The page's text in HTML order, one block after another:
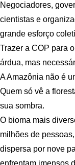
Negociadores,
cientistas e
grande esforço
Trazer a COP para
árdua, mas
A Amazônia não é
Quem só vê a
sua sombra.
O bioma mais
milhões de
dispersa por nove
enfrentam imensos